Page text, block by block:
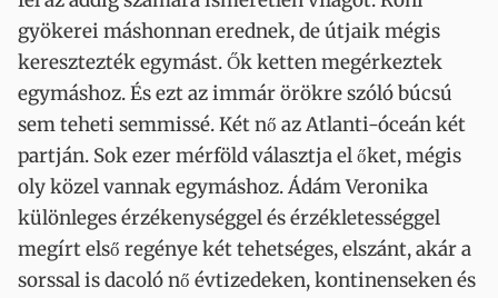
gyökerei máshonnan erednek, de útjaik mégis
keresztezték egymást. Ők ketten megérkeztek
egymáshoz. És ezt az immár örökre szóló búcsú
sem teheti semmissé. Két nő az Atlanti-óceán két
partján. Sok ezer mérföld választja el őket, mégis
oly közel vannak egymáshoz. Ádám Veronika
különleges érzékenységgel és érzékletességgel
megírt első regénye két tehetséges, elszánt, akár a
sorssal is dacoló nő évtizedeken, kontinenseken és